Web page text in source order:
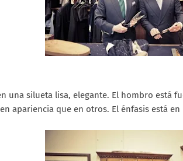
una silueta lisa, elegante. El hombro está
apariencia que en otros. El énfasis está